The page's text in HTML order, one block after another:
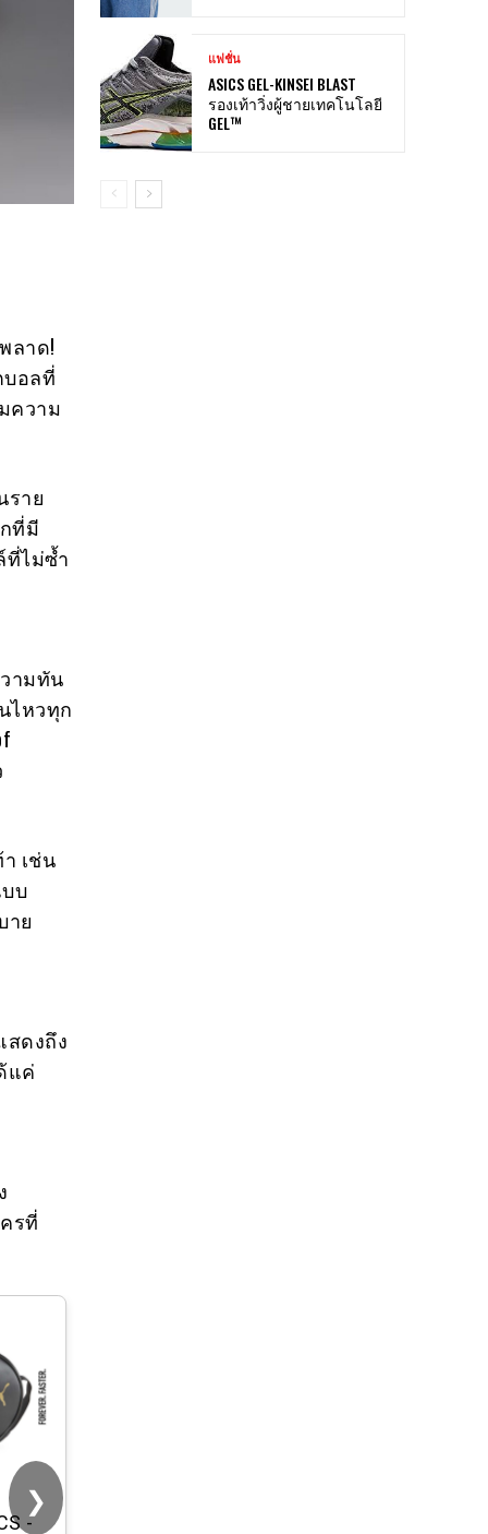
ลาด!
บอลที่
ความ
ราย
ที่มี
ไม่ซ้ำ
ามทัน
ไหวทุก
เช่น
บ
าย
สดงถึง
แค่
รที่
-
❯
แฟชั่น
ASICS GEL-KINSEI BLAST
รองเท้าวิ่งผู้ชายเทคโนโลยี
GEL™